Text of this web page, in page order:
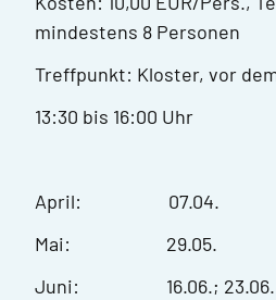
mindestens 8 Personen
Treffpunkt: Kloster, vor
13:30 bis 16:00 Uhr
April: 07.04.
Mai: 29.05.
Juni: 16.06.; 23.06.